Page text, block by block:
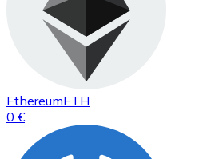
EthereumETH
0 €